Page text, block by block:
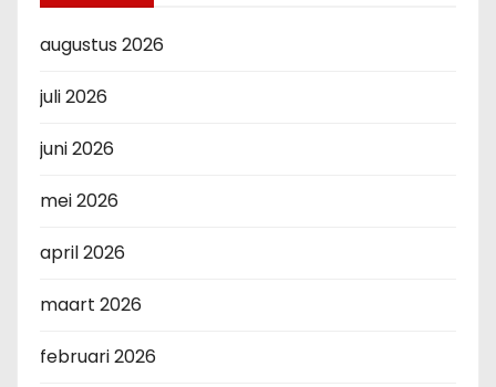
augustus 2026
juli 2026
juni 2026
mei 2026
april 2026
maart 2026
februari 2026